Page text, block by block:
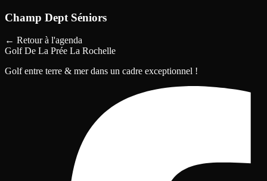
Champ Dept Séniors
← Retour à l'agenda
Golf De La Prée La Rochelle
Golf entre terre & mer dans un cadre exceptionnel !